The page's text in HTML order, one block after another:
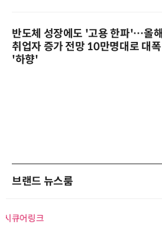
반도체 성장에도 '고용 한파'…올해
취업자 증가 전망 10만명대로 대폭
'하향'
브랜드 뉴스룸
한국태양유전